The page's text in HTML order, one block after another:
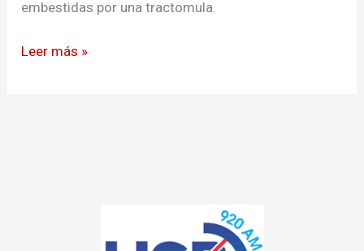
embestidas por una tractomula.
vía
Leer más »